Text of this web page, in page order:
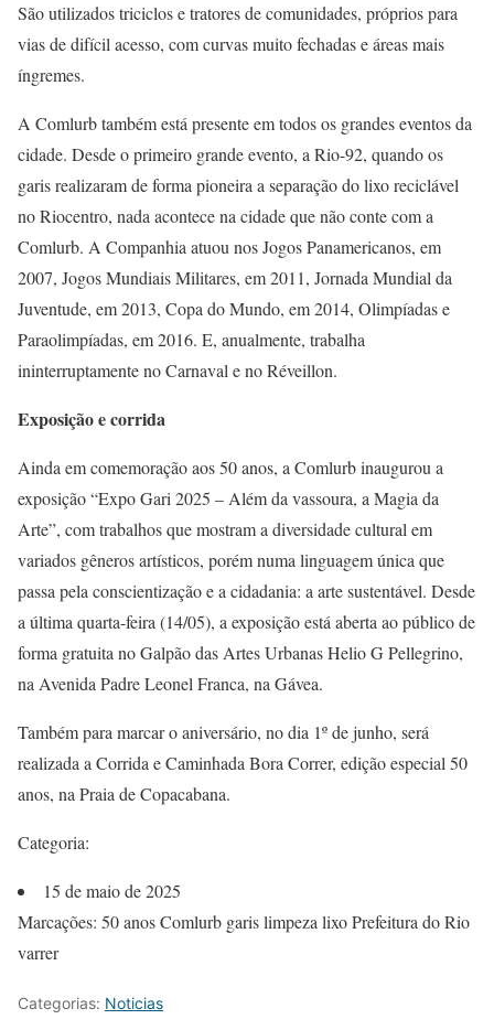
São utilizados triciclos e tratores de comunidades, próprios para
vias de difícil acesso, com curvas muito fechadas e áreas mais
íngremes.
A Comlurb também está presente em todos os grandes eventos da
cidade. Desde o primeiro grande evento, a Rio-92, quando os
garis realizaram de forma pioneira a separação do lixo reciclável
no Riocentro, nada acontece na cidade que não conte com a
Comlurb. A Companhia atuou nos Jogos Panamericanos, em
2007, Jogos Mundiais Militares, em 2011, Jornada Mundial da
Juventude, em 2013, Copa do Mundo, em 2014, Olimpíadas e
Paraolimpíadas, em 2016. E, anualmente, trabalha
ininterruptamente no Carnaval e no Réveillon.
Exposição e corrida
Ainda em comemoração aos 50 anos, a Comlurb inaugurou a
exposição “Expo Gari 2025 – Além da vassoura, a Magia da
Arte”, com trabalhos que mostram a diversidade cultural em
variados gêneros artísticos, porém numa linguagem única que
passa pela conscientização e a cidadania: a arte sustentável. Desde
a última quarta-feira (14/05), a exposição está aberta ao público de
forma gratuita no Galpão das Artes Urbanas Helio G Pellegrino,
na Avenida Padre Leonel Franca, na Gávea.
Também para marcar o aniversário, no dia 1º de junho, será
realizada a Corrida e Caminhada Bora Correr, edição especial 50
anos, na Praia de Copacabana.
Categoria:
15 de maio de 2025
Marcações: 50 anos Comlurb garis limpeza lixo Prefeitura do Rio
varrer
Categorias: Noticias